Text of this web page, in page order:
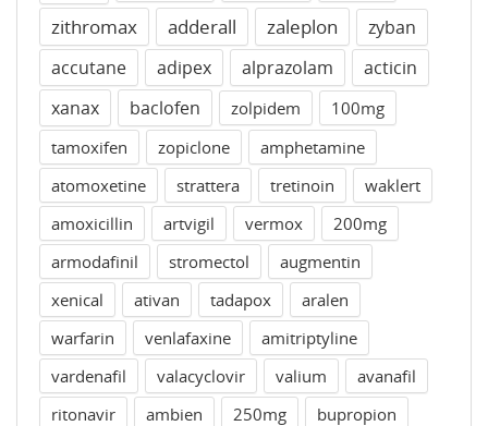
zithromax
adderall zaleplon
zyban
accutane
adipex alprazolam
acticin
xanax
baclofen zolpidem
100mg
tamoxifen
zopiclone
amphetamine
atomoxetine
strattera tretinoin
waklert
amoxicillin
artvigil vermox
200mg
armodafinil
stromectol
augmentin
xenical
ativan tadapox
aralen
warfarin
venlafaxine
amitriptyline
vardenafil
valacyclovir valium
avanafil
ritonavir
ambien 250mg
bupropion